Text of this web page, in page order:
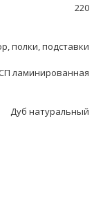
220
полки, подставки
ламинированная
Дуб натуральный